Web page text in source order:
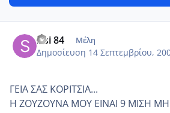
sisi 84 Μέλη
Δημοσίευση 14 Σεπτεμβρίου,
ΓΕΙΑ ΣΑΣ ΚΟΡΙΤΣΙΑ...
Η ΖΟΥΖΟΥΝΑ ΜΟΥ ΕΙΝΑΙ 9 ΜΙΣΗ